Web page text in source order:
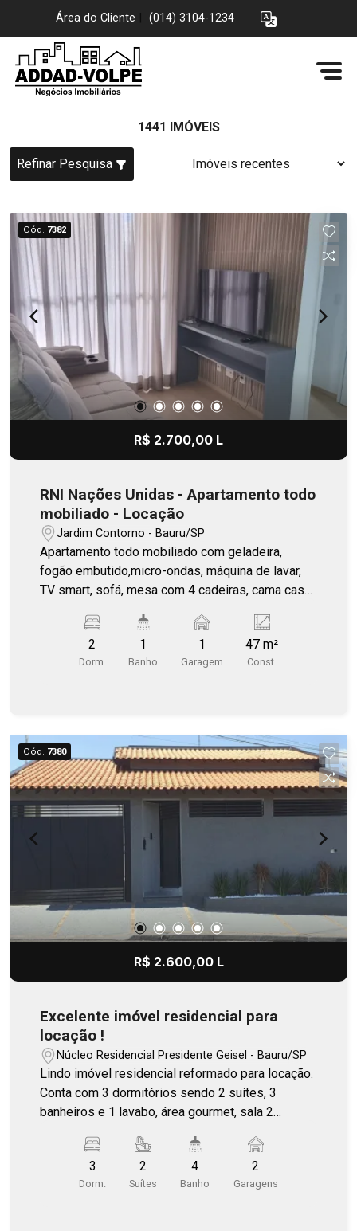
Área do Cliente (014) 3104-1234
1441 IMÓVEIS
Refinar Pesquisa
Cód. 7382
R$ 2.700,00 L
RNI Nações Unidas - Apartamento todo
mobiliado - Locação
Jardim Contorno - Bauru/SP
Apartamento todo mobiliado com geladeira,
fogão embutido,micro-ondas, máquina de lavar,
TV smart, sofá, mesa com 4 cadeiras, cama casal
em escritório.
2
Dorm.
1
Banho
1
Garagem
47 m²
Const.
Cód. 7380
R$ 2.600,00 L
Excelente imóvel residencial para
locação !
Núcleo Residencial Presidente Geisel - Bauru/SP
Lindo imóvel residencial reformado para locação.
Conta com 3 dormitórios sendo 2 suítes, 3
banheiros e 1 lavabo, área gourmet, sala 2
3
Dorm.
2
Suítes
4
Banho
2
Garagens